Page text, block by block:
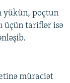
yükün, poçtun
üçün tariflər isə
müraciət